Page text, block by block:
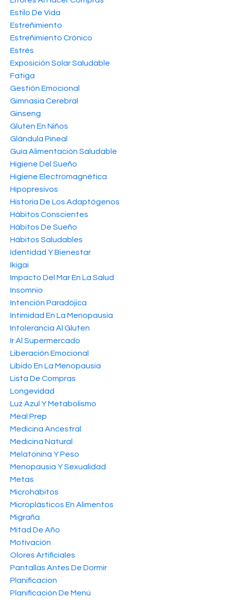
Estilo De Vida
Estreñimiento
Estreñimiento Crónico
Estrés
Exposición Solar Saludable
Fatiga
Gestión Emocional
Gimnasia Cerebral
Ginseng
Gluten En Niños
Glándula Pineal
Guía Alimentación Saludable
Higiene Del Sueño
Higiene Electromagnética
Hipopresivos
Historia De Los Adaptógenos
Hábitos Conscientes
Hábitos De Sueño
Hábitos Saludables
Identidad Y Bienestar
Ikigai
Impacto Del Mar En La Salud
Insomnio
Intención Paradójica
Intimidad En La Menopausia
Intolerancia Al Gluten
Ir Al Supermercado
Liberación Emocional
Libido En La Menopausia
Lista De Compras
Longevidad
Luz Azul Y Metabolismo
Meal Prep
Medicina Ancestral
Medicina Natural
Melatonina Y Peso
Menopausia Y Sexualidad
Metas
Microhábitos
Microplásticos En Alimentos
Migraña
Mitad De Año
Motivación
Olores Artificiales
Pantallas Antes De Dormir
Planificacion
Planificación De Menú